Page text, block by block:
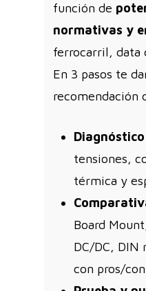
función de
normativas y
ferrocarril, data
En 3 pasos te
recomendación
tensiones,
térmica y
Board
DC/DC,
con pros/